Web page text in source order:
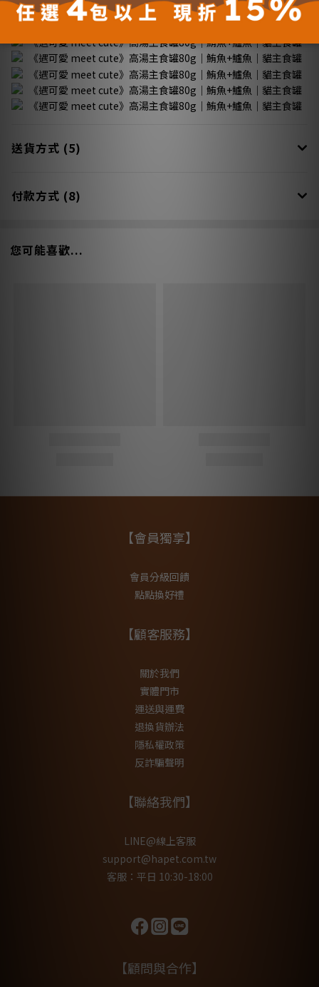
送貨方式 (5)
付款方式 (8)
您可能喜歡...
【會員獨享】
會員分級回饋
點點換好禮
【顧客服務】
關於我們
實體門市
運送與運費
退換貨辦法
隱私權政策
反詐騙聲明
【聯絡我們】
LINE@線上客服
support@hapet.com.tw
客服：平日 10:30-18:00
【顧問與合作】